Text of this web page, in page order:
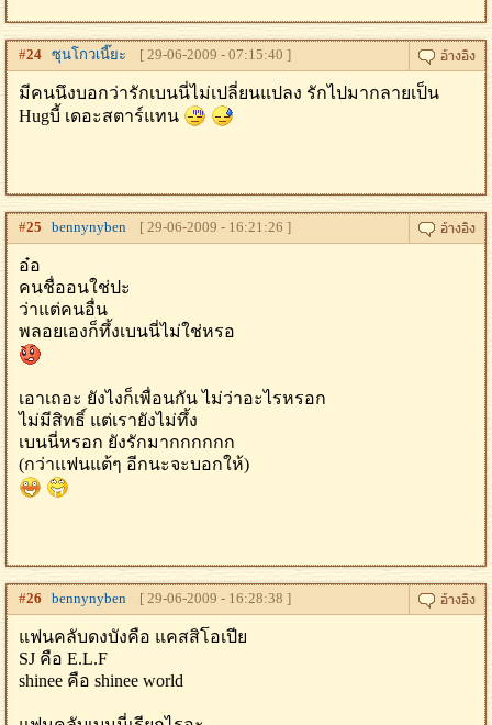
#24 ซุนโกวเนี๊ยะ [ 29-06-2009 - 07:15:40 ]
มีคนนึงบอกว่ารักเบนนี่ไม่เปลี่ยนแปลง รักไปมากลายเป็น
Hugบี้ เดอะสตาร์แทน
#25 bennynyben [ 29-06-2009 - 16:21:26 ]
อ๋อ
คนชื่ออนใช่ปะ
ว่าแต่คนอื่น
พลอยเองก็ทึ้งเบนนี่ไม่ใช่หรอ
เอาเถอะ ยังไงก็เพื่อนกัน ไม่ว่าอะไรหรอก
ไม่มีสิทธิ์ แต่เรายังไม่ทึ้ง
เบนนี่หรอก ยังรักมากกกกกก
(กว่าแฟนแต้ๆ อีกนะจะบอกให้)
#26 bennynyben [ 29-06-2009 - 16:28:38 ]
แฟนคลับดงบังคือ แคสสิโอเปีย
SJ คือ E.L.F
shinee คือ shinee world